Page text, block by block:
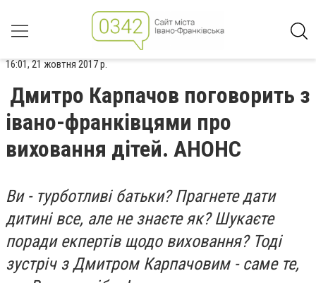
16:01, 21 жовтня 2017 р.
Дмитро Карпачов поговорить з
івано-франківцями про
виховання дітей. АНОНС
Ви - турботливі батьки? Прагнете дати
дитині все, але не знаєте як? Шукаєте
поради екпертів щодо виховання? Тоді
зустріч з Дмитром Карпачовим - саме те,